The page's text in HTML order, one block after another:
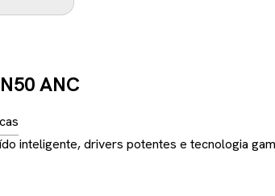
ANC
inteligente, drivers potentes e tecnologia